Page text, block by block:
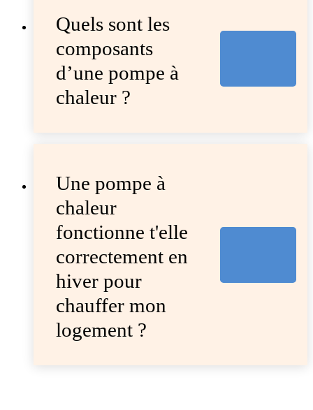
Quels sont les
composants
d’une pompe à
chaleur ?
Une pompe à
chaleur
fonctionne t'elle
correctement en
hiver pour
chauffer mon
logement ?